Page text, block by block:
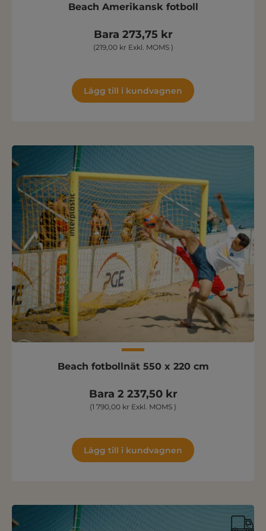
Beach Amerikansk fotboll
Bara 273,75 kr
(219,00 kr Exkl. MOMS )
Lägg till i kundvagnen
Beach fotbollnät 550 x 220 cm
Bara 2 237,50 kr
(1 790,00 kr Exkl. MOMS )
Lägg till i kundvagnen